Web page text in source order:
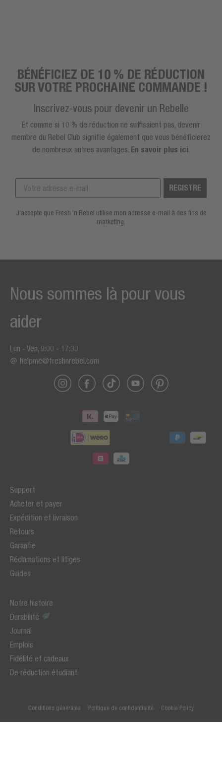
BÉNÉFICIEZ DE 10 % DE RÉDUCTION
SUR VOTRE PROCHAINE COMMANDE !
Inscrivez-vous pour devenir un Rebelle
Et comme si 10 % de réduction ne suffisaient pas, devenir
membre du Rebel Club signifie également que vous bénéficierez
de nombreux autres avantages. En savoir plus ici.
REGISTRE
J'accepte que Fresh 'n Rebel utilise mon adresse e-mail à des fins de
marketing.
Support
Acheter et payer
Expédition et livraison
Retours
Garantie
Réclamations et litiges
Guides
Notre histoire
Durabilité
Journal
Emplois
Fidélité et cadeaux
De réduction étudiant
Nous sommes là pour vous
aider
Lun - Ven, 9:00 - 17:30
helpme@freshnrebel.com
Conditions générales Politique de confidentialité Cookie Policy